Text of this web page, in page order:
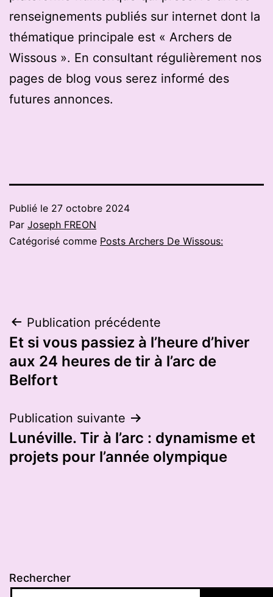
renseignements publiés sur internet dont la
thématique principale est « Archers de
Wissous ». En consultant régulièrement nos
pages de blog vous serez informé des
futures annonces.
Publié le 27 octobre 2024
Par Joseph FREON
Catégorisé comme Posts Archers De Wissous:
Navigation
de
l’article
Publication précédente
Et si vous passiez à l’heure d’hiver
aux 24 heures de tir à l’arc de
Belfort
Publication suivante
Lunéville. Tir à l’arc : dynamisme et
projets pour l’année olympique
Rechercher